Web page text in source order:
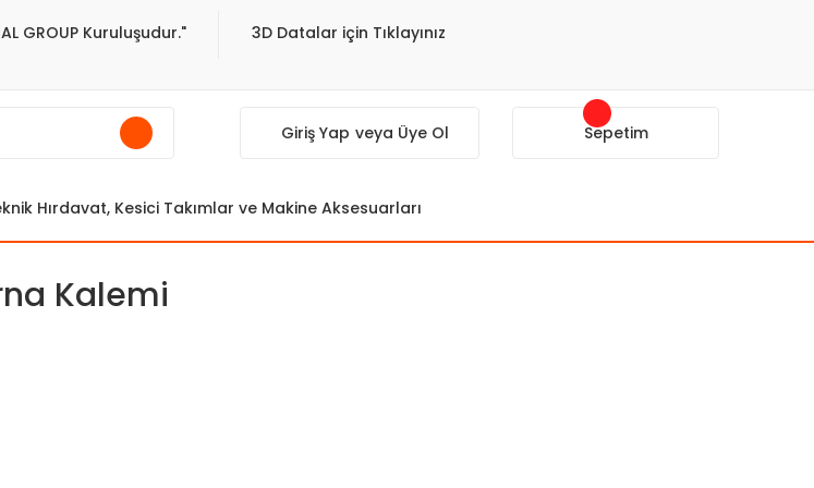
GROUP Kuruluşudur."
3D Datalar için Tıklayınız
Giriş Yap veya Üye Ol Sepetim
Hırdavat, Kesici Takımlar ve Makine Aksesuarları
Kalemi